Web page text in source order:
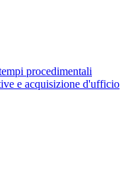
procedimentali
e acquisizione d'ufficio